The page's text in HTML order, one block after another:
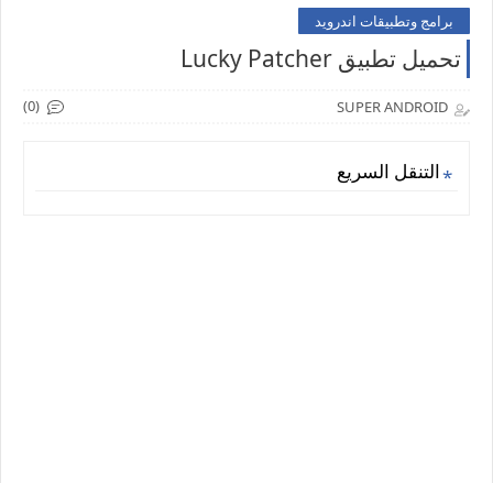
برامج وتطبيقات اندرويد
تحميل تطبيق Lucky Patcher
SUPER ANDROID
(0)
التنقل السريع